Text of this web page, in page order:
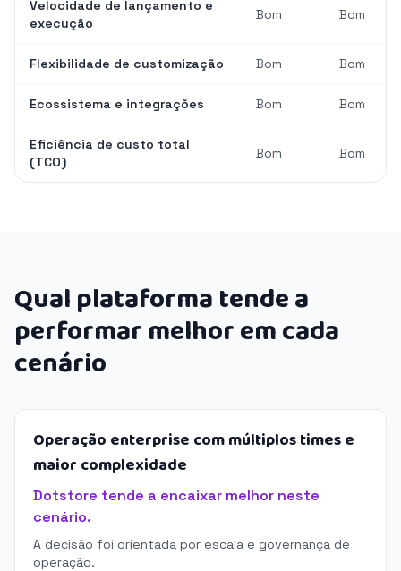
Velocidade de lançamento e
execução
Bom Bom
Flexibilidade de customização Bom Bom
Ecossistema e integrações Bom Bom
Eficiência de custo total
(TCO)
Bom Bom
Qual plataforma tende a
performar melhor em cada
cenário
Operação enterprise com múltiplos times e
maior complexidade
Dotstore tende a encaixar melhor neste
cenário.
A decisão foi orientada por escala e governança de
operação.